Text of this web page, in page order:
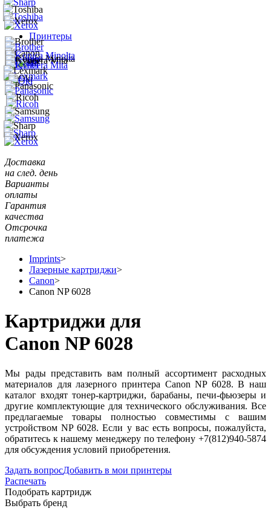
Принтеры
Доставка
на след. день
Варианты
оплаты
Гарантия
качества
Отсрочка
платежа
Imprints>
Лазерные картриджи>
Canon>
Canon NP 6028
Картриджи для
Canon NP 6028
Мы рады представить вам полный ассортимент расходных
материалов для лазерного принтера Canon NP 6028. В наш
каталог входят тонер-картриджи, барабаны, печи-фьюзеры и
другие комплектующие для технического обслуживания. Все
предлагаемые товары полностью совместимы с вашим
устройством NP 6028. Если у вас есть вопросы, пожалуйста,
обратитесь к нашему менеджеру по телефону +7(812)940-5874
для обсуждения условий приобретения.
Задать вопросДобавить в мои принтеры
Распечать
Подобрать картридж
Выбрать бренд